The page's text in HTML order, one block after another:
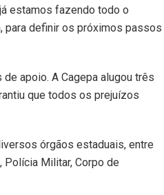
estamos fazendo todo o
para definir os próximos passos
apoio. A Cagepa alugou três
que todos os prejuízos
órgãos estaduais, entre
Militar, Corpo de